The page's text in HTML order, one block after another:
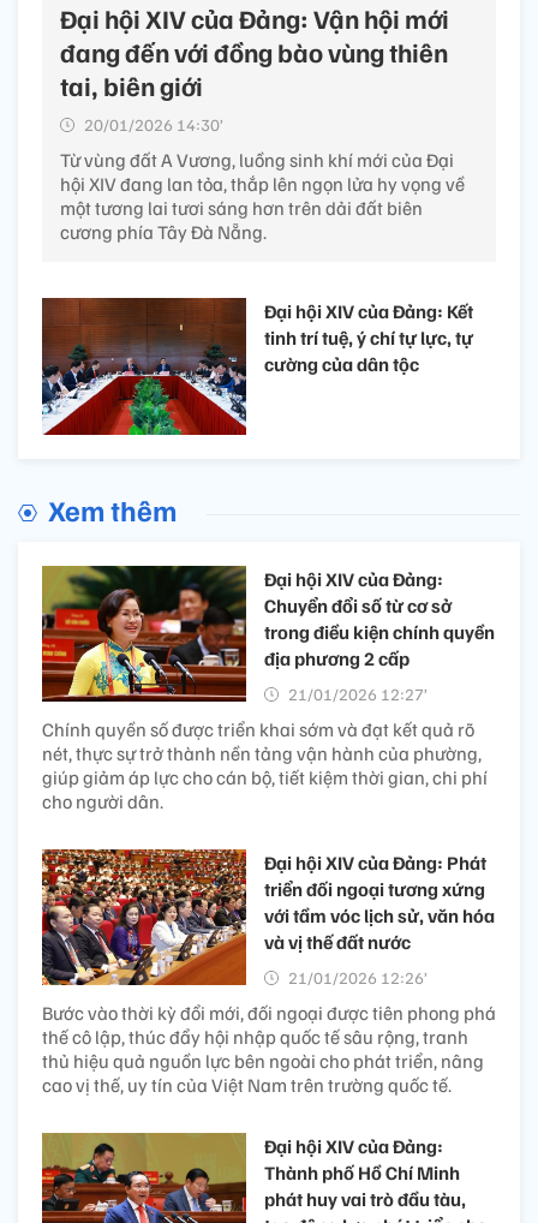
Đại hội XIV của Đảng: Vận hội mới
đang đến với đồng bào vùng thiên
tai, biên giới
20/01/2026 14:30’
Từ vùng đất A Vương, luồng sinh khí mới của Đại
hội XIV đang lan tỏa, thắp lên ngọn lửa hy vọng về
một tương lai tươi sáng hơn trên dải đất biên
cương phía Tây Đà Nẵng.
Đại hội XIV của Đảng: Kết
tinh trí tuệ, ý chí tự lực, tự
cường của dân tộc
Xem thêm
Đại hội XIV của Đảng:
Chuyển đổi số từ cơ sở
trong điều kiện chính quyền
địa phương 2 cấp
21/01/2026 12:27’
Chính quyền số được triển khai sớm và đạt kết quả rõ
nét, thực sự trở thành nền tảng vận hành của phường,
giúp giảm áp lực cho cán bộ, tiết kiệm thời gian, chi phí
cho người dân.
Đại hội XIV của Đảng: Phát
triển đối ngoại tương xứng
với tầm vóc lịch sử, văn hóa
và vị thế đất nước
21/01/2026 12:26’
Bước vào thời kỳ đổi mới, đối ngoại được tiên phong phá
thế cô lập, thúc đẩy hội nhập quốc tế sâu rộng, tranh
thủ hiệu quả nguồn lực bên ngoài cho phát triển, nâng
cao vị thế, uy tín của Việt Nam trên trường quốc tế.
Đại hội XIV của Đảng:
Thành phố Hồ Chí Minh
phát huy vai trò đầu tàu,